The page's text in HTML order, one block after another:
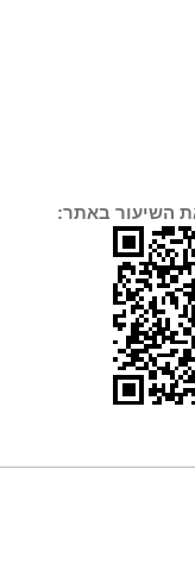
השיעור באתר: